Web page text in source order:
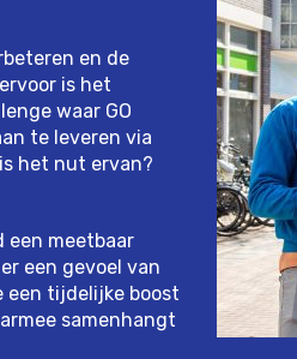
en de
is het
waar GO
te leveren via
het nut ervan?
een meetbaar
een gevoel van
een tijdelijke boost
samenhangt